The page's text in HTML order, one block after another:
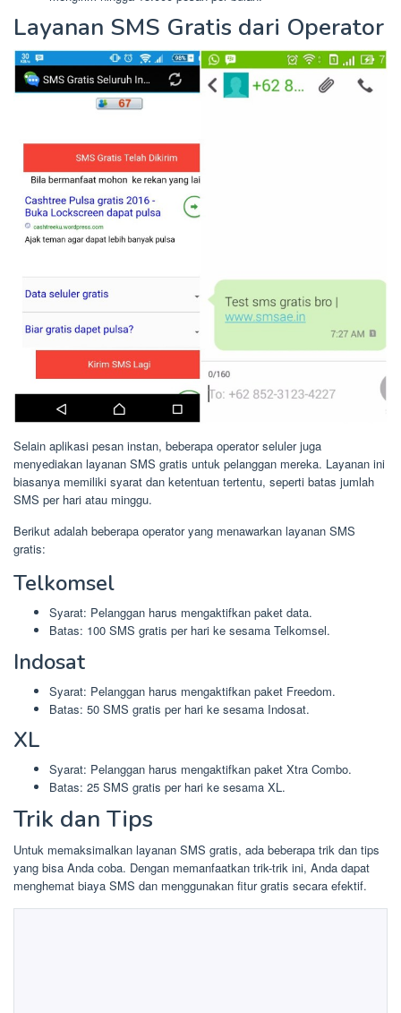
Layanan SMS Gratis dari Operator
Selain aplikasi pesan instan, beberapa operator seluler juga
menyediakan layanan SMS gratis untuk pelanggan mereka. Layanan ini
biasanya memiliki syarat dan ketentuan tertentu, seperti batas jumlah
SMS per hari atau minggu.
Berikut adalah beberapa operator yang menawarkan layanan SMS
gratis:
Telkomsel
Syarat: Pelanggan harus mengaktifkan paket data.
Batas: 100 SMS gratis per hari ke sesama Telkomsel.
Indosat
Syarat: Pelanggan harus mengaktifkan paket Freedom.
Batas: 50 SMS gratis per hari ke sesama Indosat.
XL
Syarat: Pelanggan harus mengaktifkan paket Xtra Combo.
Batas: 25 SMS gratis per hari ke sesama XL.
Trik dan Tips
Untuk memaksimalkan layanan SMS gratis, ada beberapa trik dan tips
yang bisa Anda coba. Dengan memanfaatkan trik-trik ini, Anda dapat
menghemat biaya SMS dan menggunakan fitur gratis secara efektif.